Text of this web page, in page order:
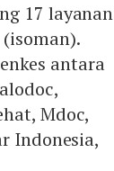
17 layanan
antara
Mdoc,
Indonesia,